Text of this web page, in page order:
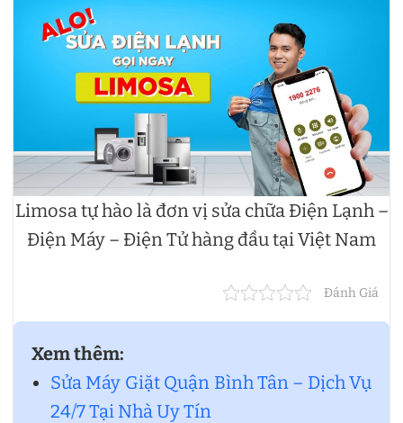
Limosa tự hào là đơn vị sửa chữa Điện Lạnh –
Điện Máy – Điện Tử hàng đầu tại Việt Nam
Đánh Giá
Xem thêm:
Sửa Máy Giặt Quận Bình Tân – Dịch Vụ
24/7 Tại Nhà Uy Tín